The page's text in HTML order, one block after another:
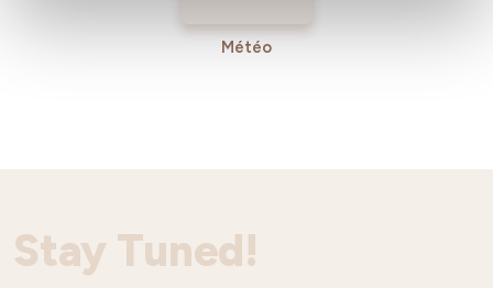
Météo
Stay Tuned!